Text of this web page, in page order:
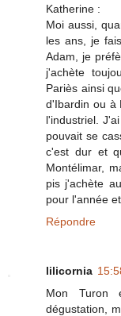
Katherine :
Moi aussi,
les ans, je
Adam, je
j'achète
Pariès ainsi
d'Ibardin ou à
l'industriel.
pouvait se
c'est dur et
Montélimar,
pis j'achète
pour l'année
Répondre
lilicornia
Mon Turon
dégustation,